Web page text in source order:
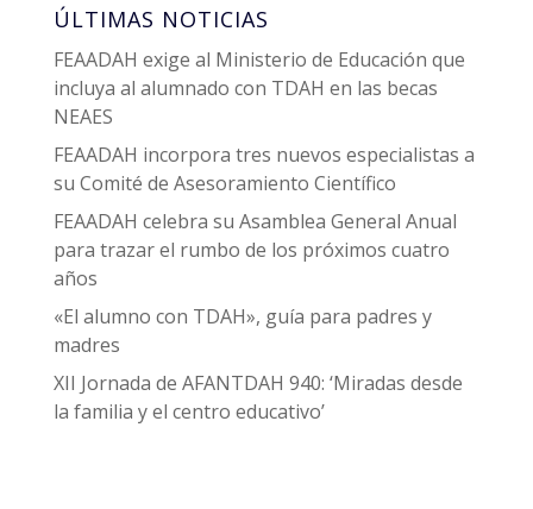
ÚLTIMAS NOTICIAS
FEAADAH exige al Ministerio de Educación que
incluya al alumnado con TDAH en las becas
NEAES
FEAADAH incorpora tres nuevos especialistas a
su Comité de Asesoramiento Científico
FEAADAH celebra su Asamblea General Anual
para trazar el rumbo de los próximos cuatro
años
«El alumno con TDAH», guía para padres y
madres
XII Jornada de AFANTDAH 940: ‘Miradas desde
la familia y el centro educativo’